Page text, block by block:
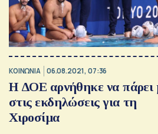
ΚΟΙΝΩΝΙΑ 06.08.2021, 07:36
Η ΔΟΕ αρνήθηκε να πάρει
στις εκδηλώσεις για τη
Χιροσίμα